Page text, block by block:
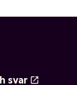
svar